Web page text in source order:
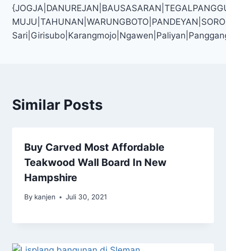
Similar Posts
Buy Carved Most Affordable
Teakwood Wall Board In New
Hampshire
By kanjen Juli 30, 2021